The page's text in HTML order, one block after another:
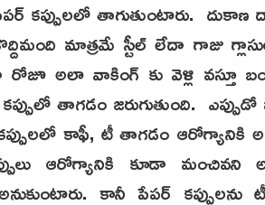
కప్పులలో తాగుతుంటారు. దుకాణ
మాత్రమే స్టీల్ లేదా గాజు
అలా వాకింగ్ కు వెళ్లి
తాగడం జరుగుతుంది.
కాఫీ, టీ తాగడం ఆరోగ్యానికి
ఆరోగ్యానికి కూడా మంచివని
కానీ పేపర్